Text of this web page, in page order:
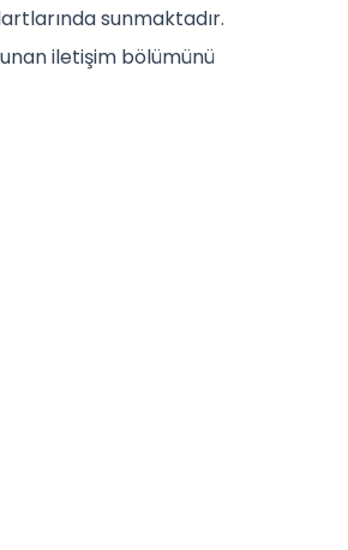
sunmaktadır.
iletişim bölümünü